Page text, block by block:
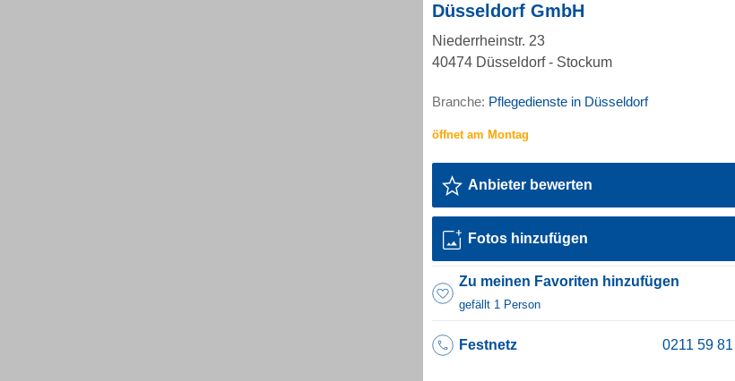
Düsseldorf GmbH
Niederrheinstr. 23
40474 Düsseldorf - Stockum
Branche: Pflegedienste in Düsseldorf
Anbieter bewerten
Fotos hinzufügen
Zu meinen Favoriten hinzufügen
gefällt 1 Person
Festnetz